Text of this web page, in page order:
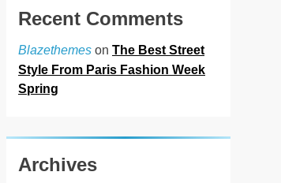
Recent Comments
Blazethemes on The Best Street
Style From Paris Fashion Week
Spring
Archives